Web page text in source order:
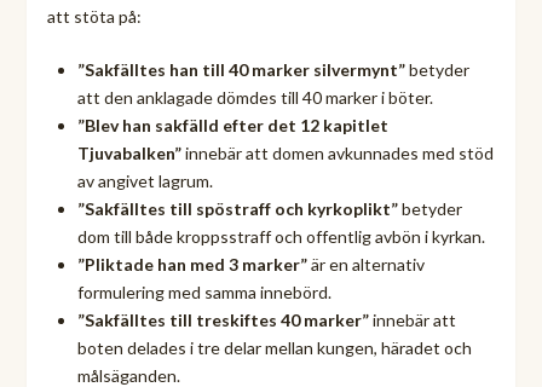
att stöta på:
”Sakfälltes han till 40 marker silvermynt”betyder
att den anklagade dömdes till 40 marker i böter.
”Blev han sakfälld efter det 12 kapitlet
Tjuvabalken”innebär att domen avkunnades med stöd
av angivet lagrum.
”Sakfälltes till spöstraff och kyrkoplikt”betyder
dom till både kroppsstraff och offentlig avbön i kyrkan.
”Pliktade han med 3 marker”är en alternativ
formulering med samma innebörd.
”Sakfälltes till treskiftes 40 marker”innebär att
boten delades i tre delar mellan kungen, häradet och
målsäganden.